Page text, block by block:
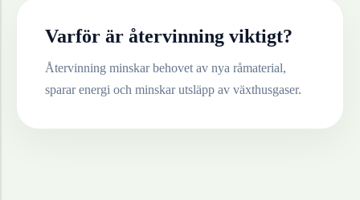
Varför är återvinning viktigt?
Återvinning minskar behovet av nya råmaterial,
sparar energi och minskar utsläpp av växthusgaser.